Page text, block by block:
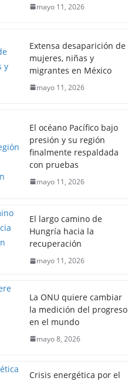
mayo 11, 2026
Extensa desaparición de
mujeres, niñas y
migrantes en México
mayo 11, 2026
El océano Pacífico bajo
presión y su región
finalmente respaldada
con pruebas
mayo 11, 2026
El largo camino de
Hungría hacia la
recuperación
mayo 11, 2026
La ONU quiere cambiar
la medición del progreso
en el mundo
mayo 8, 2026
Crisis energética por el